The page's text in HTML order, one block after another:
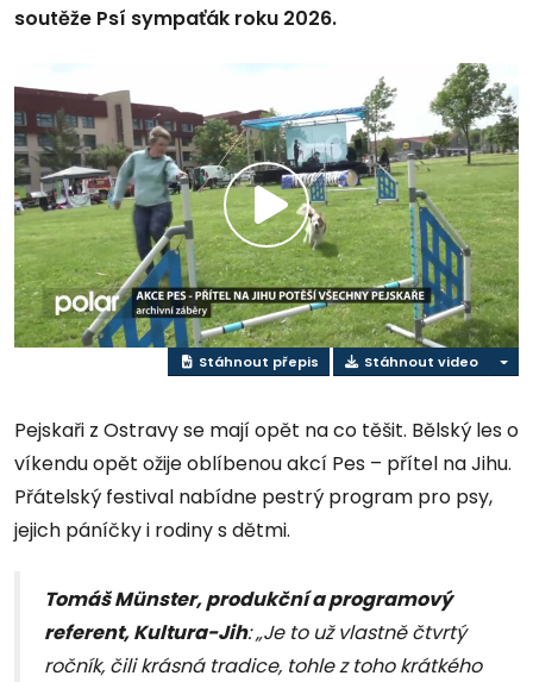
soutěže Psí sympaťák roku 2026.
Přehrát
video
Stáhnout přepis Stáhnout video
Pejskaři z Ostravy se mají opět na co těšit. Bělský les o
víkendu opět ožije oblíbenou akcí Pes – přítel na Jihu.
Přátelský festival nabídne pestrý program pro psy,
jejich páníčky i rodiny s dětmi.
Tomáš Münster, produkční a programový
referent, Kultura-Jih: „Je to už vlastně čtvrtý
ročník, čili krásná tradice, tohle z toho krátkého